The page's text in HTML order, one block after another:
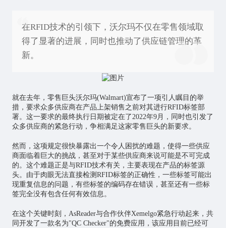
在RFID技术的引领下，沃尔玛不仅在零售领域取
得了显著的进展，同时也推动了供应链管理的革
新。
就在去年，零售巨头沃尔玛(Walmart)宣布了一项引人瞩目的举
措，要求众多供应商在产品上架销售之前对其进行RFID标签部
署。这一要求的最终执行日期被定在了2022年9月，同时也引发了
众多供应商的紧急行动，争相满足这家零售巨头的新要求。
然而，这项规定很快暴露出一个令人困扰的难题，使得一些供应
商面临着巨大的挑战，甚至对于某些供应商来说可能是不可完成
的。这个难题正是与RFID技术有关，主要表现在产品的标签源
头。由于肉眼无法直接检测RFID标签的正确性，一些标签可能出
现重复信息的问题，有些标签的编码存在错误，甚至还有一些标
签完全没有包含任何有效信息。
在这个关键时刻，AsReader与合作伙伴Xemelgo紧急行动起来，共
同开发了一款名为"QC Checker"的免费应用，该应用目前已经可